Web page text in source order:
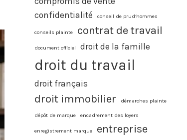
confidentialité
conseil de prud’hommes
conseils plainte contrat de travail
document officiel droit de la famille
droit du travail
droit français
droit immobilier démarches plainte
dépôt de marque encadrement des loyers
enregistrement marque entreprise